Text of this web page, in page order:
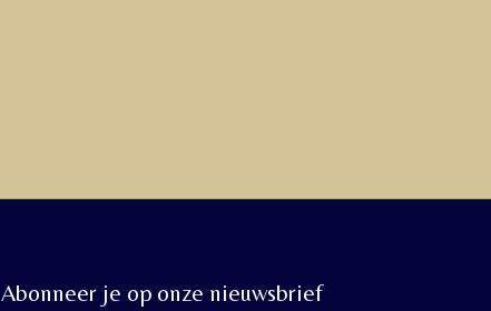
Abonneer je op onze nieuwsbrief